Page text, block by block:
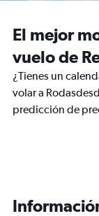
El mejor
vuelo de
¿Tienes un
volar a
predicción de